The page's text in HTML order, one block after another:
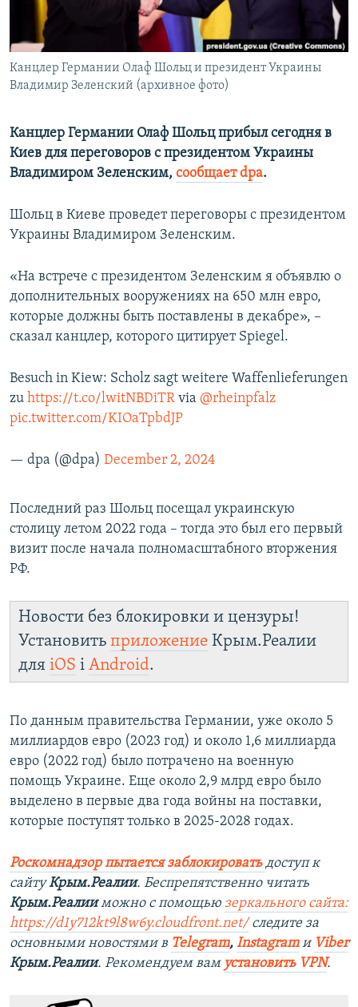
ПОБЕДИТЕЛЕЙ НЕ СУДЯТ?
КРЫМ.НЕПОКОРЕННЫЙ
ELIFBE
ПРИСОЕДИНЯЙТЕСЬ!
Канцлер Германии Олаф Шольц и президент Украины
Владимир Зеленский (архивное фото)
Канцлер Германии Олаф Шольц прибыл сегодня в
Киев для переговоров с президентом Украины
Владимиром Зеленским, сообщает dpa.
Шольц в Киеве проведет переговоры с президентом
Украины Владимиром Зеленским.
«На встрече с президентом Зеленским я объявлю о
дополнительных вооружениях на 650 млн евро,
которые должны быть поставлены в декабре», –
сказал канцлер, которого цитирует Spiegel.
Besuch in Kiew: Scholz sagt weitere Waffenlieferungen
zu https://t.co/lwitNBDiTR via @rheinpfalz
pic.twitter.com/KIOaTpbdJP
— dpa (@dpa) December 2, 2024
Последний раз Шольц посещал украинскую
столицу летом 2022 года – тогда это был его первый
визит после начала полномасштабного вторжения
РФ.
Новости без блокировки и цензуры!
Установить приложение Крым.Реалии
для iOS і Android.
По данным правительства Германии, уже около 5
миллиардов евро (2023 год) и около 1,6 миллиарда
евро (2022 год) было потрачено на военную
помощь Украине. Еще около 2,9 млрд евро было
выделено в первые два года войны на поставки,
которые поступят только в 2025-2028 годах.
Роскомнадзор пытается заблокировать доступ к
сайтуКрым.Реалии. Беспрепятственно читать
Крым.Реалииможно с помощью зеркального сайта:
https://d1y712kt9l8w6y.cloudfront.net/ следите за
основными новостями в Telegram, Instagramи Viber
Крым.Реалии. Рекомендуем вам установить VPN.